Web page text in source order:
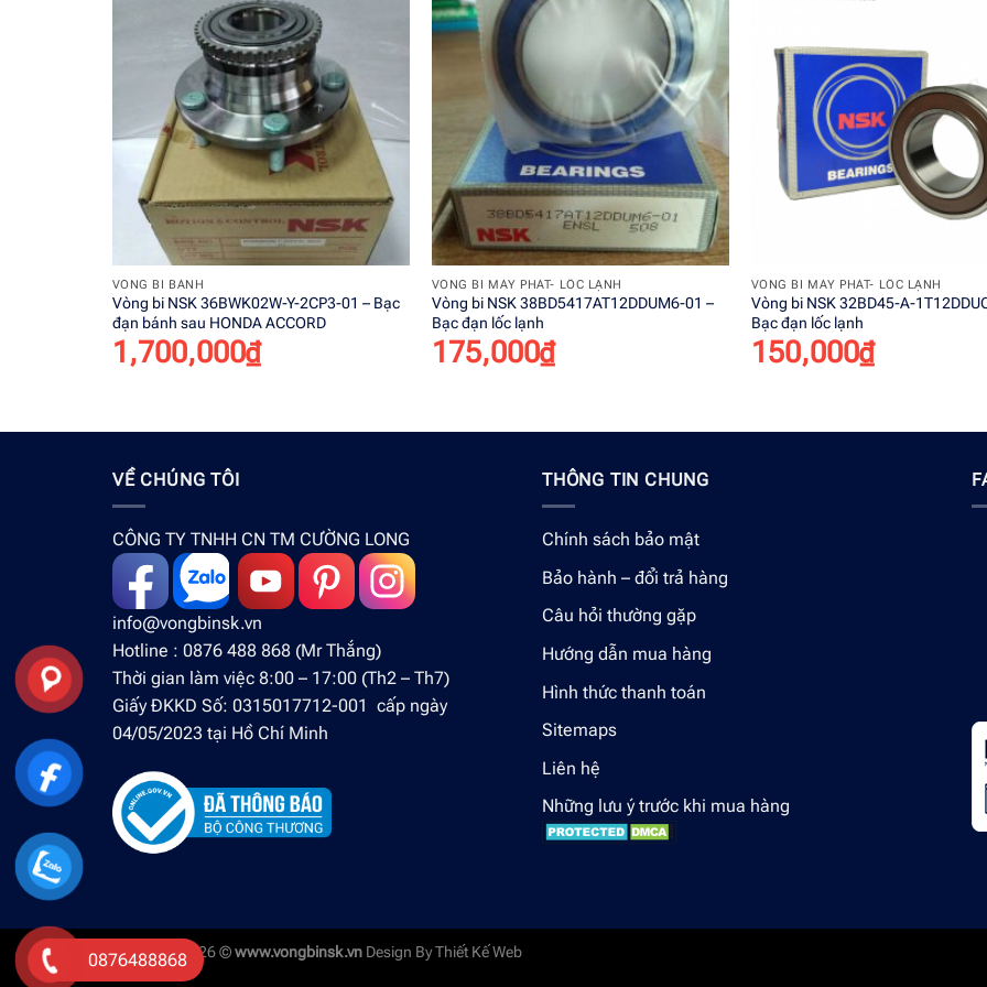
wishlist
VÒNG BI BÁNH
Vòng bi NSK 36BWK02W-Y-2CP3-01 – Bạc
đạn bánh sau HONDA ACCORD
1,700,000₫
Add to
wishlist
+
VÒNG BI MÁY PHÁT- LỐC LẠNH
Vòng bi NSK 38BD5417AT12DDUM6-01 –
Bạc đạn lốc lạnh
175,000₫
VÒNG BI MÁY PHÁT- LỐC LẠNH
Vòng bi NSK 32BD45-A-
Bạc đạn lốc lạnh
150,000₫
VỀ CHÚNG TÔI
CÔNG TY TNHH CN TM CƯỜNG LONG
info@vongbinsk.vn
Hotline : 0876 488 868 (Mr Thắng)
Thời gian làm việc 8:00 – 17:00 (Th2 – Th7)
Giấy ĐKKD Số: 0315017712-001 cấp ngày
04/05/2023 tại Hồ Chí Minh
THÔNG TIN CHUNG
Chính sách bảo mật
Bảo hành – đổi trả hàng
Câu hỏi thường gặp
Hướng dẫn mua hàng
Hình thức thanh toán
Sitemaps
Liên hệ
Những lưu ý trước khi mua hàng
Copyright 2026 ©www.vongbinsk.vn Design ByThiết Kế Web
0876488868